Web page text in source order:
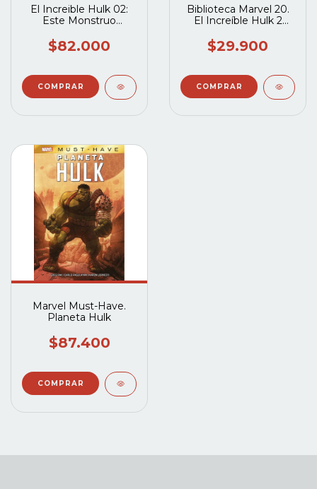
El Increible Hulk 02:
Este Monstruo
$82.000
Biblioteca Marvel 20.
El Increíble Hulk 2
$29.900
Marvel Must-Have.
Planeta Hulk
$87.400